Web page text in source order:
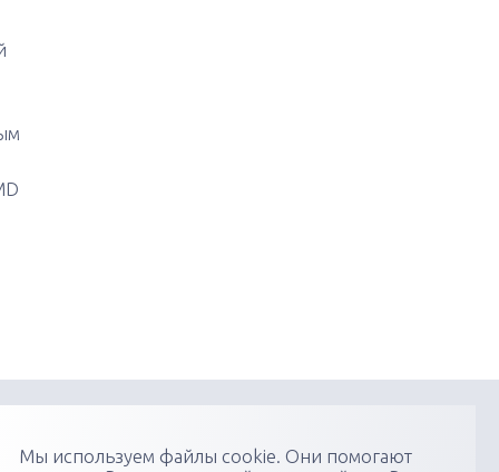
Мы используем файлы cookie. Они помогают